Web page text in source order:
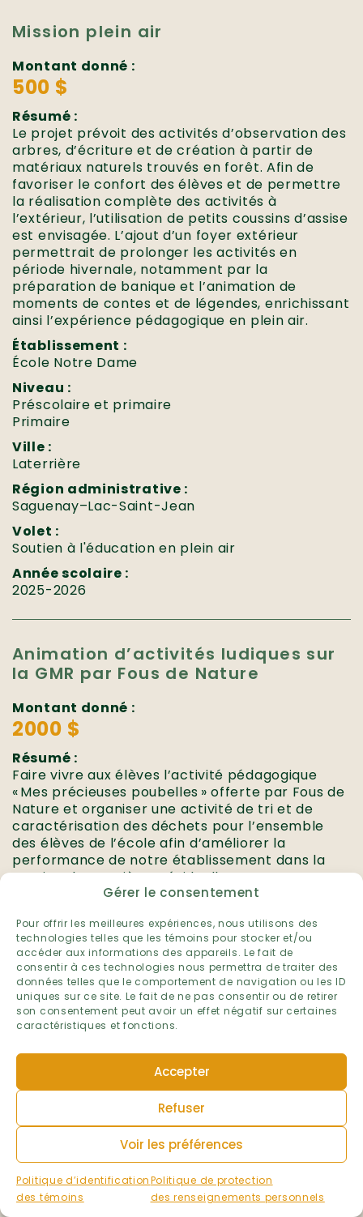
Gérer le consentement
Pour offrir les meilleures expériences, nous utilisons des
technologies telles que les témoins pour stocker et/ou
accéder aux informations des appareils. Le fait de
consentir à ces technologies nous permettra de traiter des
données telles que le comportement de navigation ou les ID
uniques sur ce site. Le fait de ne pas consentir ou de retirer
son consentement peut avoir un effet négatif sur certaines
caractéristiques et fonctions.
Accepter
Refuser
Voir les préférences
Politique d’identification
des témoins
Politique de protection
des renseignements personnels
Mission plein air
Montant donné :
500 $
Résumé :
Le projet prévoit des activités d’observation des
arbres, d’écriture et de création à partir de
matériaux naturels trouvés en forêt. Afin de
favoriser le confort des élèves et de permettre
la réalisation complète des activités à
l’extérieur, l’utilisation de petits coussins d’assise
est envisagée. L’ajout d’un foyer extérieur
permettrait de prolonger les activités en
période hivernale, notamment par la
préparation de banique et l’animation de
moments de contes et de légendes, enrichissant
ainsi l’expérience pédagogique en plein air.
Établissement :
École Notre Dame
Niveau :
Préscolaire et primaire
Primaire
Ville :
Laterrière
Région administrative :
Saguenay–Lac-Saint-Jean
Volet :
Soutien à l'éducation en plein air
Année scolaire :
2025-2026
Animation d’activités ludiques sur
la GMR par Fous de Nature
Montant donné :
2000 $
Résumé :
Faire vivre aux élèves l’activité pédagogique
« Mes précieuses poubelles » offerte par Fous de
Nature et organiser une activité de tri et de
caractérisation des déchets pour l’ensemble
des élèves de l’école afin d’améliorer la
performance de notre établissement dans la
gestion des matières résiduelles.
Établissement :
École de la Broquerie
Niveau :
Préscolaire et primaire
Primaire
Préscolaire
Ville :
Boucherville
Région administrative :
Matières résiduelles
Année scolaire :
2025-2026